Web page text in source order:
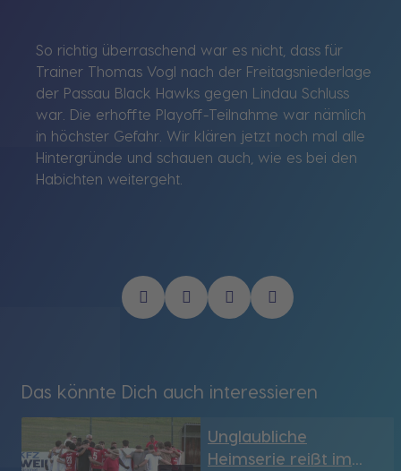
So richtig überraschend war es nicht, dass für
Trainer Thomas Vogl nach der Freitagsniederlage
der Passau Black Hawks gegen Lindau Schluss
war. Die erhoffte Playoff-Teilnahme war nämlich
in höchster Gefahr. Wir klären jetzt noch mal alle
Hintergründe und schauen auch, wie es bei den
Habichten weitergeht.
Das könnte Dich auch interessieren
Unglaubliche
Heimserie reißt im